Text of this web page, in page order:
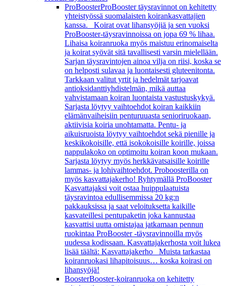
ProBoosterProBooster täysravinnot on kehitetty
yhteistyössä suomalaisten koirankasvattajien
kanssa. Koirat ovat lihansyöjiä ja sen vuoksi
ProBooster-täysravinnoissa on jopa 69 % lihaa.
Lihaisa koiranruoka myös maistuu erinomaiselta
ja koirat syövät sitä tavallisesti varsin mielellään.
Sarjan täysravintojen ainoa vilja on riisi, koska se
on helposti sulavaa ja luontaisesti gluteenitonta.
Tarkkaan valitut yrtit ja hedelmät tarjoavat
antioksidanttiyhdistelmän, mikä auttaa
vahvistamaan koiran luontaista vastustuskykyä.
Sarjasta löytyy vaihtoehdot koiran kaikkiin
elämänvaiheisiin penturuuasta senioriruokaan,
aktiivisia koiria unohtamatta. Pentu- ja
aikuisruoista löytyy vaihtoehdot sekä pienille ja
keskikokoisille, että isokokoisille koirille, joissa
nappulakoko on optimoitu koiran koon mukaan.
Sarjasta löytyy myös herkkävatsaisille koirille
lammas- ja lohivaihtoehdot. Proboosterilla on
myös kasvattajakerho! Ryhtymällä ProBooster
Kasvattajaksi voit ostaa huippulaatuista
täysravintoa edullisemmissa 20 kg:n
pakkauksissa ja saat veloituksetta kaikille
kasvateillesi pentupaketin joka kannustaa
kasvattisi uutta omistajaa jatkamaan pennun
ruokintaa ProBooster -täysravinnoilla myös
uudessa kodissaan. Kasvattajakerhosta voit lukea
lisää täältä: Kasvattajakerho Muista tarkastaa
koiranruokasi lihapitoisuus… koska koirasi on
lihansyöjä!
BoosterBooster-koiranruoka on kehitetty